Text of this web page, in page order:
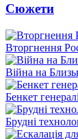
Сюжети
Вторгнення
Війна на
Бенкет
Брудні